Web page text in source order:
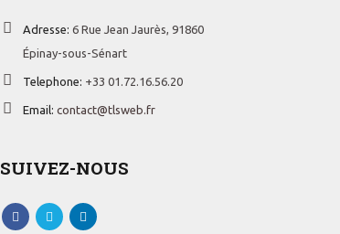
Adresse: 6 Rue Jean Jaurès, 91860
Épinay-sous-Sénart
Telephone: +33 01.72.16.56.20
Email: contact@tlsweb.fr
SUIVEZ-NOUS